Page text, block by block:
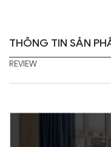
THÔNG TIN SẢN
REVIEW